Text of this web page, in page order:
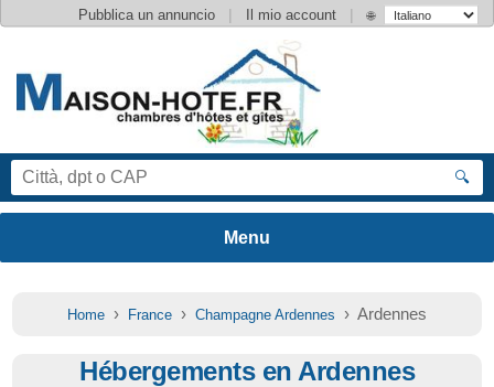
Pubblica un annuncio | Il mio account | 🌐
🔍
Home › France › Champagne Ardennes › Ardennes
Hébergements en Ardennes